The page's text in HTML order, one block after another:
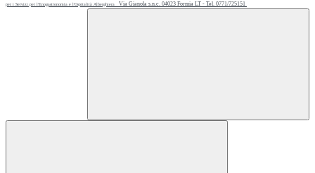
per i Servizi per l'Enogastronomia e l'Ospitalità Alberghiera Via Gianola s.n.c. 04023 Formia LT - Tel. 0771/725151